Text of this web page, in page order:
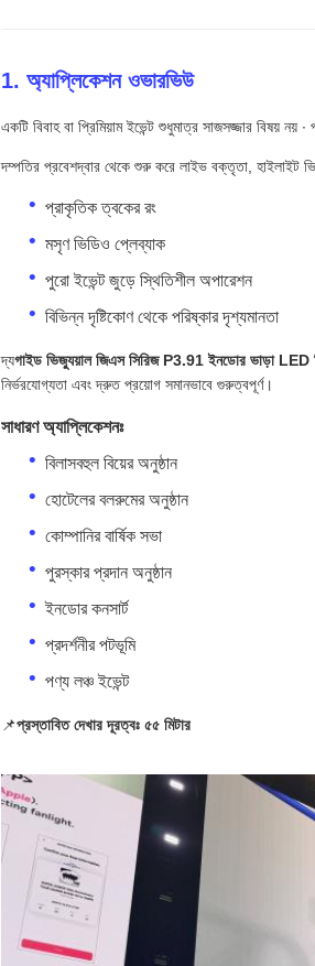
1. অ্যাপ্লিকেশন ওভারভিউ
একটি বিবাহ বা প্রিমিয়াম ইভেন্ট শুধুমাত্র সাজসজ্জার বিষয় নয়
দম্পতির প্রবেশদ্বার থেকে শুরু করে লাইভ বক্তৃতা, হাইলাইট
প্রাকৃতিক ত্বকের রং
মসৃণ ভিডিও প্লেব্যাক
পুরো ইভেন্ট জুড়ে স্থিতিশীল অপারেশন
বিভিন্ন দৃষ্টিকোণ থেকে পরিষ্কার দৃশ্যমানতা
দ্যগাইড ভিজ্যুয়াল জিএস সিরিজ P3.91 ইনডোর ভাড়া LED
নির্ভরযোগ্যতা এবং দ্রুত প্রয়োগ সমানভাবে গুরুত্বপূর্ণ।
সাধারণ অ্যাপ্লিকেশনঃ
বিলাসবহুল বিয়ের অনুষ্ঠান
হোটেলের বলরুমের অনুষ্ঠান
কোম্পানির বার্ষিক সভা
পুরস্কার প্রদান অনুষ্ঠান
ইনডোর কনসার্ট
প্রদর্শনীর পটভূমি
পণ্য লঞ্চ ইভেন্ট
📌প্রস্তাবিত দেখার দূরত্বঃ ৫৫ মিটার